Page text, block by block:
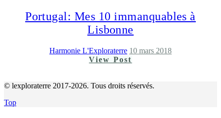
Portugal: Mes 10 immanquables à
Lisbonne
Harmonie L'Exploraterre 10 mars 2018
View Post
© lexploraterre 2017-2026. Tous droits réservés.
Top